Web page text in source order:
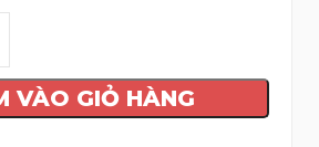
VÀO GIỎ HÀNG